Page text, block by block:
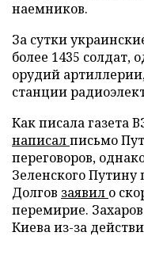
наемников.
За сутки
более 1435 солдат,
орудий
станции
Как писала газета
написалписьмо
переговоров,
Зеленского
Долгов заявил о
перемирие.
Киева из-за